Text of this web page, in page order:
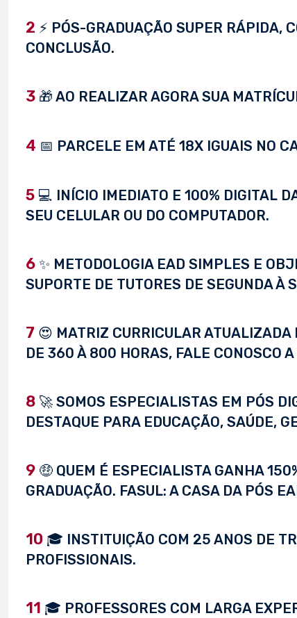
2 ⚡ PÓS-GRADUAÇÃO SUPER RÁPIDA,
CONCLUSÃO.
3 🎁 AO REALIZAR AGORA SUA
4 📅 PARCELE EM ATÉ 18X IGUAIS NO
5 💻 INÍCIO IMEDIATO E 100% DIGITAL
SEU CELULAR OU DO COMPUTADOR.
6 ✨ METODOLOGIA EAD SIMPLES E
SUPORTE DE TUTORES DE SEGUNDA À
7 😍 MATRIZ CURRICULAR ATUALIZADA
DE 360 À 800 HORAS, FALE CONOSCO
8 🚀 SOMOS ESPECIALISTAS EM PÓS
DESTAQUE PARA EDUCAÇÃO, SAÚDE,
9 🤑 QUEM É ESPECIALISTA GANHA
GRADUAÇÃO. FASUL: A CASA DA PÓS
10 🎓 INSTITUIÇÃO COM 25 ANOS DE
PROFISSIONAIS.
11 🎓 PROFESSORES COM LARGA